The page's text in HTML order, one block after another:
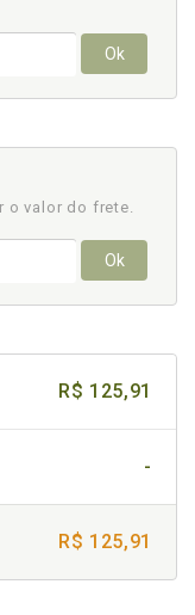
Ok
o valor do frete.
Ok
R$ 125,91
-
R$ 125,91